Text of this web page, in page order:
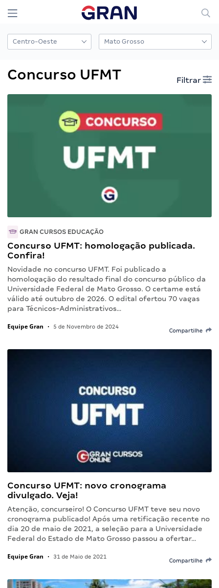
Concurso UFMT Filtrar
GRAN CURSOS EDUCAÇÃO
Concurso UFMT: homologação publicada.
Confira!
Novidade no concurso UFMT. Foi publicado a
homologação do resultado final do concurso público da
Universidade Federal de Mato Grosso. O certame está
válido até outubro de 2026. O edital ofertou 70 vagas
para Técnicos-Administrativos…
Equipe Gran • 5 de Novembro de 2024
Compartilhe
Concurso UFMT: novo cronograma
divulgado. Veja!
Atenção, concurseiro! O Concurso UFMT teve seu novo
cronograma publicado! Após uma retificação recente no
dia 20 de maio de 2021, a seleção para a Universidade
Federal do Estado de Mato Grosso passou a ofertar…
Equipe Gran • 31 de Maio de 2021
Compartilhe